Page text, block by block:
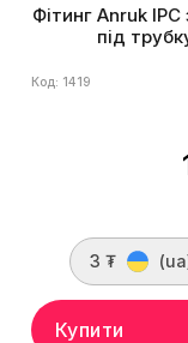
Фітинг Anruk
під
Код: 1419
3 ₮
Купити